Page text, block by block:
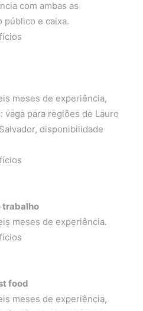
com ambas as
público e caixa.
meses de experiência,
para regiões de Lauro
disponibilidade
trabalho
meses de experiência.
food
meses de experiência,